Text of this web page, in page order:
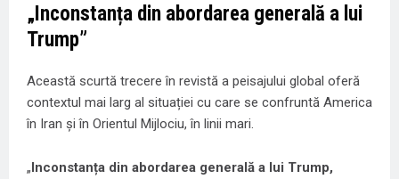
„Inconstanța din abordarea generală a lui
Trump”
Această scurtă trecere în revistă a peisajului global oferă
contextul mai larg al situației cu care se confruntă America
în Iran și în Orientul Mijlociu, în linii mari.
„Inconstanța din abordarea generală a lui Trump,